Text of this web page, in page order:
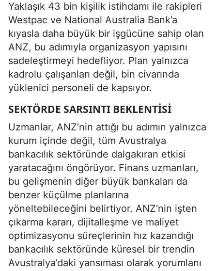
Yaklaşık 43 bin kişilik istihdamı ile rakipleri
Westpac ve National Australia Bank’a
kıyasla daha büyük bir işgücüne sahip olan
ANZ, bu adımıyla organizasyon yapısını
sadeleştirmeyi hedefliyor. Plan yalnızca
kadrolu çalışanları değil, bin civarında
yüklenici personeli de kapsıyor.
SEKTÖRDE SARSINTI BEKLENTISI
Uzmanlar, ANZ’nin attığı bu adımın yalnızca
kurum içinde değil, tüm Avustralya
bankacılık sektöründe dalgakıran etkisi
yaratacağını öngörüyor. Finans uzmanları,
bu gelişmenin diğer büyük bankaları da
benzer küçülme planlarına
yöneltebileceğini belirtiyor. ANZ’nin işten
çıkarma kararı, dijitalleşme ve maliyet
optimizasyonu süreçlerinin hız kazandığı
bankacılık sektöründe küresel bir trendin
Avustralya’daki yansıması olarak yorumlanı